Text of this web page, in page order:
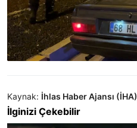
Kaynak: İhlas Haber Ajansı (İHA)